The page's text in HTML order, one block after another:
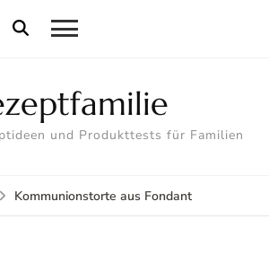
und Produkttests für Familien
Kommunionstorte aus Fondant